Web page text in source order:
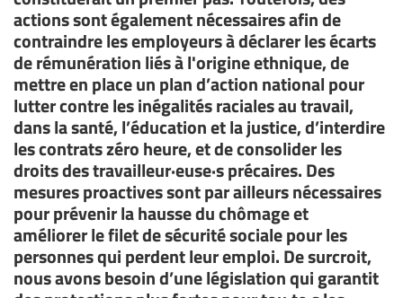
actions sont également nécessaires afin de
contraindre les employeurs à déclarer les écarts
de rémunération liés à l'origine ethnique, de
mettre en place un plan d’action national pour
lutter contre les inégalités raciales au travail,
dans la santé, l’éducation et la justice, d’interdire
les contrats zéro heure, et de consolider les
droits des travailleur·euse·s précaires. Des
mesures proactives sont par ailleurs nécessaires
pour prévenir la hausse du chômage et
améliorer le filet de sécurité sociale pour les
personnes qui perdent leur emploi. De surcroit,
nous avons besoin d’une législation qui garantit